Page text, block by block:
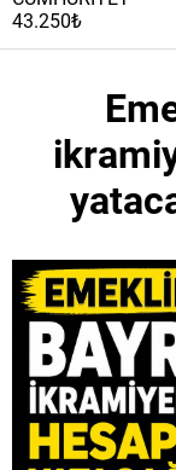
43.250₺